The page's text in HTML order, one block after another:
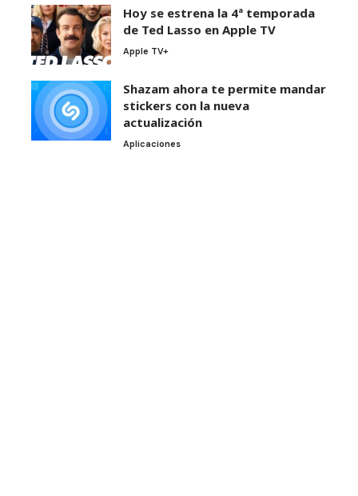
Hoy se estrena la 4ª temporada
de Ted Lasso en Apple TV
Apple TV+
Shazam ahora te permite mandar
stickers con la nueva
actualización
Aplicaciones